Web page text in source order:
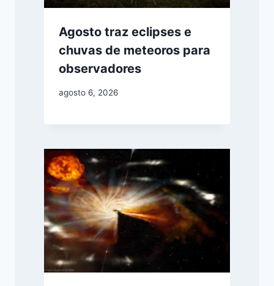
Agosto traz eclipses e
chuvas de meteoros para
observadores
agosto 6, 2026